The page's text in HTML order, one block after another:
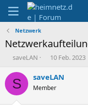
Netzwerk
E
s
t
saveLAN
E
s
e
10 Feb. 2023
S saveLAN
Member